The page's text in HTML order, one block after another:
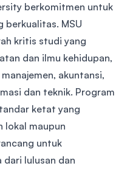
berkomitmen untuk
berkualitas. MSU
kritis studi yang
dan ilmu kehidupan,
akuntansi,
dan teknik. Program
ketat yang
lokal maupun
untuk
dari lulusan dan